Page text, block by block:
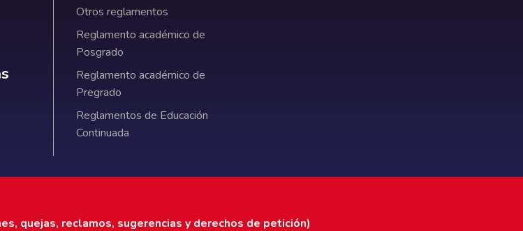
institucionales
Otros reglamentos
Reglamento académico de
Posgrado
Reglamento académico de
Pregrado
Reglamentos de Educación
Continuada
quejas, reclamos, sugerencias y derechos de petición)